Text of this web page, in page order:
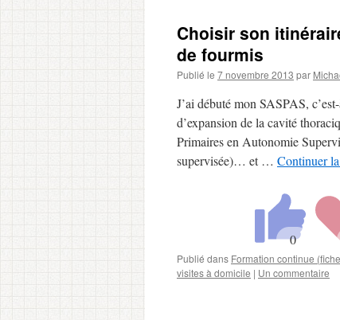
Choisir son
de fourmis
Publié le 7 novembre 2013 par
J’ai débuté mon SASPAS,
d’expansion de la cavité
Primaires en Autonomie
supervisée)… et … Continuer
Publié dans Formation continue
visites à domicile | Un commentaire